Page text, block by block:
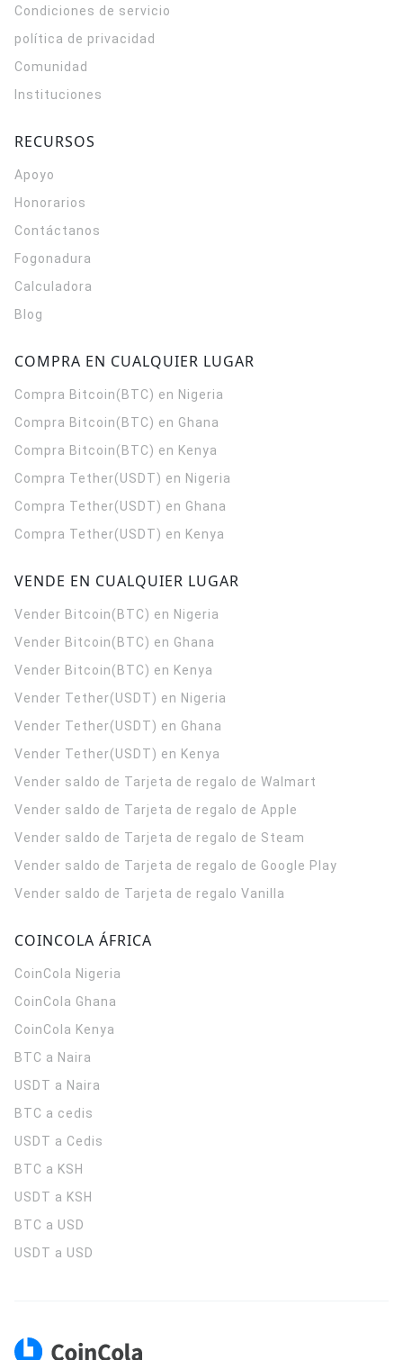
Condiciones de servicio
política de privacidad
Comunidad
Instituciones
RECURSOS
Apoyo
Honorarios
Contáctanos
Fogonadura
Calculadora
Blog
COMPRA EN CUALQUIER LUGAR
Compra Bitcoin(BTC) en Nigeria
Compra Bitcoin(BTC) en Ghana
Compra Bitcoin(BTC) en Kenya
Compra Tether(USDT) en Nigeria
Compra Tether(USDT) en Ghana
Compra Tether(USDT) en Kenya
VENDE EN CUALQUIER LUGAR
Vender Bitcoin(BTC) en Nigeria
Vender Bitcoin(BTC) en Ghana
Vender Bitcoin(BTC) en Kenya
Vender Tether(USDT) en Nigeria
Vender Tether(USDT) en Ghana
Vender Tether(USDT) en Kenya
Vender saldo de Tarjeta de regalo de Walmart
Vender saldo de Tarjeta de regalo de Apple
Vender saldo de Tarjeta de regalo de Steam
Vender saldo de Tarjeta de regalo de Google Play
Vender saldo de Tarjeta de regalo Vanilla
COINCOLA ÁFRICA
CoinCola Nigeria
CoinCola Ghana
CoinCola Kenya
BTC a Naira
USDT a Naira
BTC a cedis
USDT a Cedis
BTC a KSH
USDT a KSH
BTC a USD
USDT a USD